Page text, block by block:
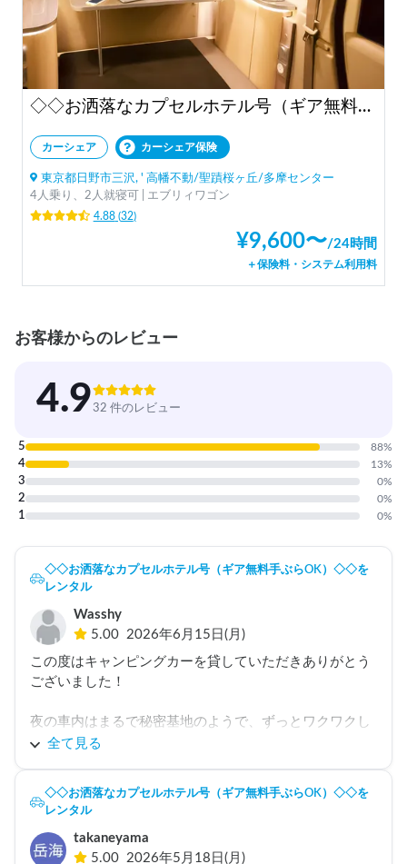
◇◇お洒落なカプセルホテル号（ギア無料手ぶらOK）◇◇
カーシェア カーシェア保険
東京都日野市三沢, ' 高幡不動/聖蹟桜ヶ丘/多摩センター
4人乗り、2人就寝可 | エブリィワゴン
4.88(32)
¥9,600〜/24時間
＋保険料・システム利用料
お客様からのレビュー
4.932 件のレビュー
5 88%
4 13%
3 0%
2 0%
1 0%
◇◇お洒落なカプセルホテル号（ギア無料手ぶらOK）◇◇を
レンタル
Wasshy
5.00 2026年6月15日(月)
この度はキャンピングカーを貸していただきありがとう
ございました！
夜の車内はまるで秘密基地のようで、ずっとワクワクし
ていました。特に車内で観戦したW杯はいい思い出にな
眺めながら満喫でき、とても良かったです！富士山は見
車両も快適で、2日間心から楽しむことができました！
全て見る
◇◇お洒落なカプセルホテル号（ギア無料手ぶらOK）◇◇を
レンタル
takaneyama
5.00 2026年5月18日(月)